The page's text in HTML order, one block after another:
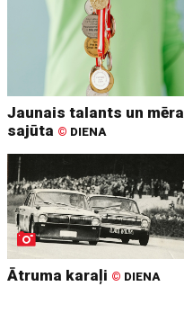
Jaunais talants un mēra
sajūta © DIENA
Ātruma karaļi © DIENA